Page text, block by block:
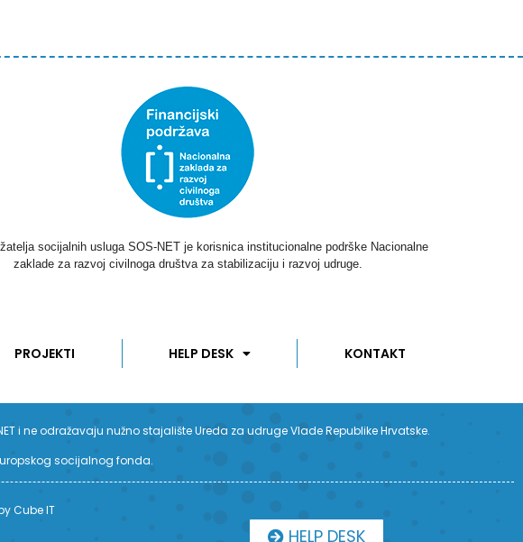
socijalnih usluga SOS-NET je korisnica institucionalne podrške Nacionalne
zaklade za razvoj civilnoga društva za stabilizaciju i razvoj udruge.
PROJEKTI HELP DESK KONTAKT
i ne odražavaju nužno stajalište Ureda za udruge Vlade Republike Hrvatske.
socijalnog fonda.
Cube IT
HELP DESK